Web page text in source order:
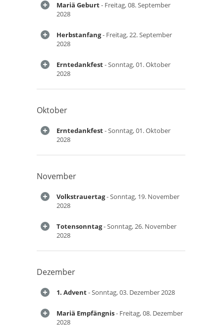
Mariä Geburt- Freitag, 08. September
2028
Herbstanfang- Freitag, 22. September
2028
Erntedankfest- Sonntag, 01. Oktober
2028
Oktober
Erntedankfest- Sonntag, 01. Oktober
2028
November
Volkstrauertag- Sonntag, 19. November
2028
Totensonntag- Sonntag, 26. November
2028
Dezember
1. Advent- Sonntag, 03. Dezember 2028
Mariä Empfängnis- Freitag, 08. Dezember
2028